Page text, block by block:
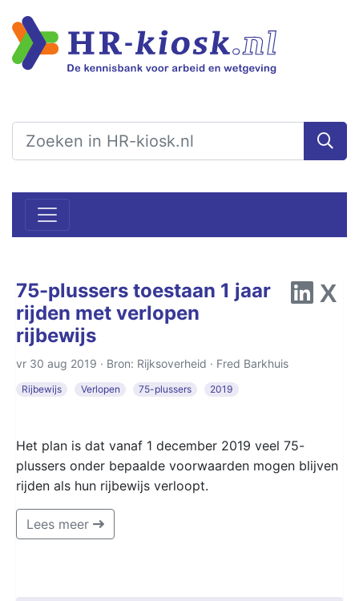
75-plussers toestaan 1 jaar
rijden met verlopen
rijbewijs
vr 30 aug 2019 · Bron: Rijksoverheid · Fred Barkhuis
Rijbewijs Verlopen 75-plussers 2019
Het plan is dat vanaf 1 december 2019 veel 75-
plussers onder bepaalde voorwaarden mogen blijven
rijden als hun rijbewijs verloopt.
Lees meer